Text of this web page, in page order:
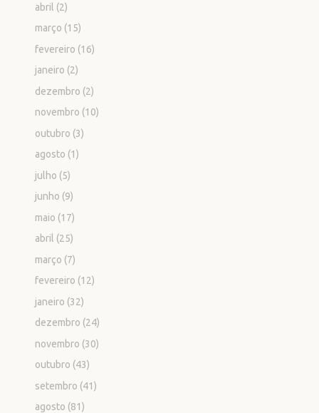
abril (2)
março (15)
fevereiro (16)
janeiro (2)
dezembro (2)
novembro (10)
outubro (3)
agosto (1)
julho (5)
junho (9)
maio (17)
abril (25)
março (7)
fevereiro (12)
janeiro (32)
dezembro (24)
novembro (30)
outubro (43)
setembro (41)
agosto (81)